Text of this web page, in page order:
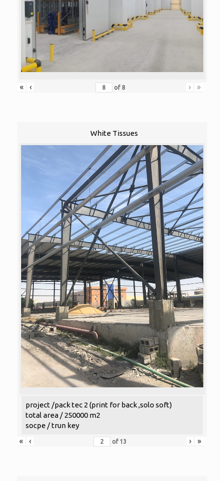
« ‹ of 8 › »
White Tissues
project /pack tec 2 (print for back ,solo soft)
total area / 250000 m2
socpe / trun key
«
‹ of 13 › »